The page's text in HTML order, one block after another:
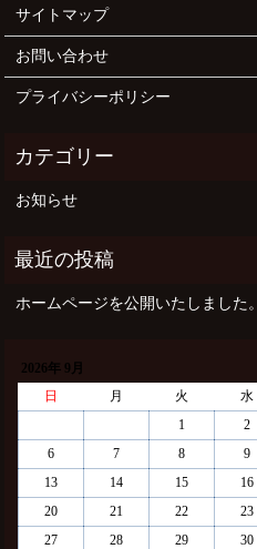
サイトマップ
お問い合わせ
プライバシーポリシー
お知らせ
ホームページを公開いたしました。
2026年 9月
日
月 火 水
1
2
6
7 8 9
13
14 15 16
20
21 22 23
27
28 29 30